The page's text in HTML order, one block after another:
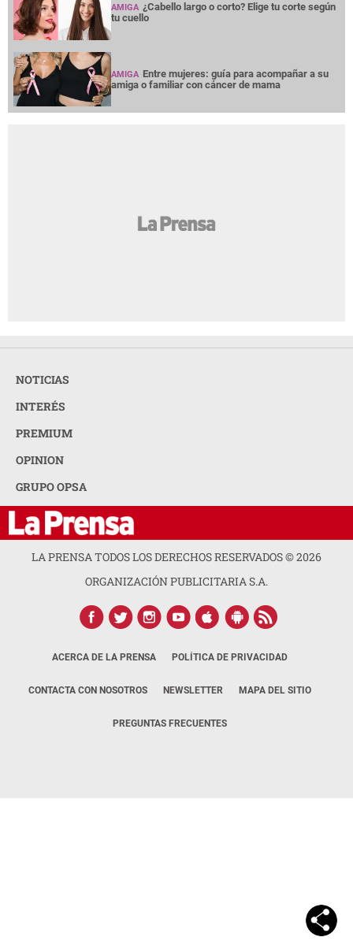
AMIGA ¿Cabello largo o corto? Elige tu corte según
tu cuello
AMIGA Entre mujeres: guía para acompañar a su
amiga o familiar con cáncer de mama
NOTICIAS
INTERÉS
PREMIUM
OPINION
GRUPO OPSA
LA PRENSA TODOS LOS DERECHOS RESERVADOS ©2026
ORGANIZACIÓN PUBLICITARIA S.A.
ACERCA DE LA PRENSA POLÍTICA DE PRIVACIDAD
CONTACTA CON NOSOTROS NEWSLETTER MAPA DEL SITIO
PREGUNTAS FRECUENTES